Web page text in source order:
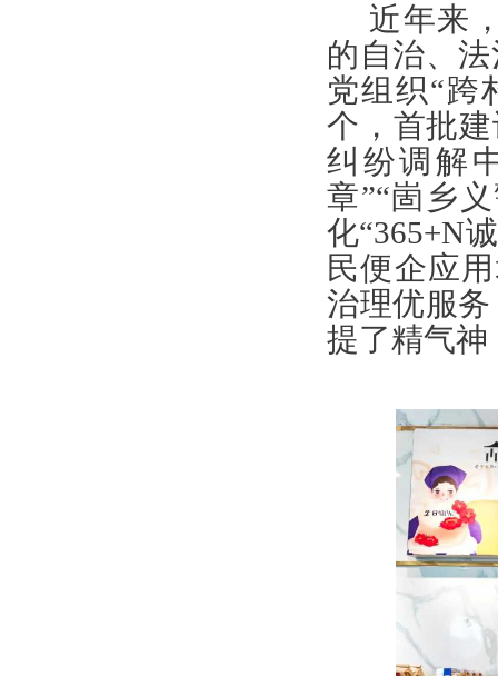
近年来
的自治、
党组织“跨
个，首批
纠纷调解
章”“崮乡
化“365+N
民便企应
治理优服
提了精气神